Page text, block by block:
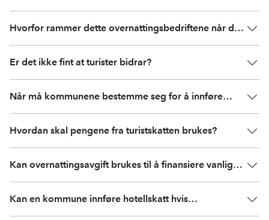
Hvorfor rammer dette overnattingsbedriftene når det
Er det ikke fint at turister bidrar?
Når må kommunene bestemme seg for å innføre
Hvordan skal pengene fra turistskatten brukes?
Kan overnattingsavgift brukes til å finansiere vanlige
Kan en kommune innføre hotellskatt hvis